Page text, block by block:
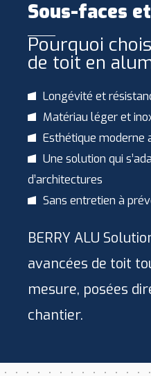
Sous-faces
Pourquoi
de toit en
Longévité et
Matériau léger et
Esthétique moderne
Une solution qui
d’architectures
Sans entretien à
BERRY ALU
avancées de toit
mesure, posées
chantier.